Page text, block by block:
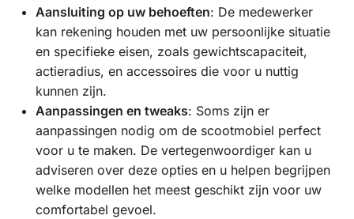
Aansluiting op uw behoeften: De medewerker
kan rekening houden met uw persoonlijke situatie
en specifieke eisen, zoals gewichtscapaciteit,
actieradius, en accessoires die voor u nuttig
kunnen zijn.
Aanpassingen en tweaks: Soms zijn er
aanpassingen nodig om de scootmobiel perfect
voor u te maken. De vertegenwoordiger kan u
adviseren over deze opties en u helpen begrijpen
welke modellen het meest geschikt zijn voor uw
comfortabel gevoel.